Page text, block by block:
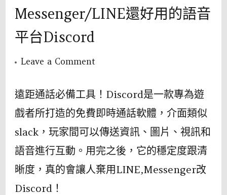
Messenger/LINE還好用的語音
平台Discord
Leave a Commenton
過
就
回
不
去！
比
遠距通話必備工具！Discord是一款專為遊
戲者所打造的免費即時通話軟體，介面類似
slack，玩家間可以傳送資訊、圖片、視訊和
語音進行互動。用完之後，它的穩定度跟清
晰度，真的會讓人棄用LINE,Messenger改
Discord！